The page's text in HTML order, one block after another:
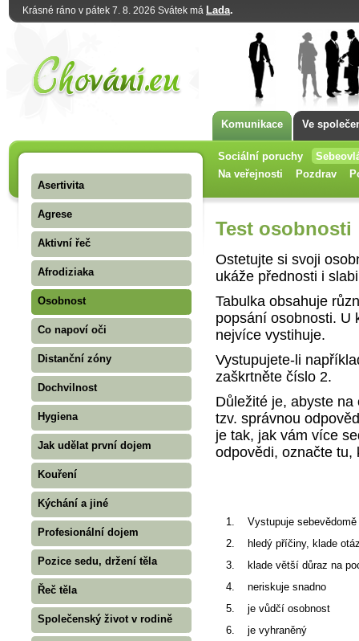
Krásné ráno v pátek 7. 8. 2026 Svátek má Lada.
Komunikace Ve
Sociální poruchy
Na veřejnosti
Pozdrav
Asertivita
Agrese
Aktivní řeč
Afrodiziaka
Osobnost
Co napoví oči
Distanční zóny
Dochvilnost
Hygiena
Jak udělat první dojem
Kouření
Kýchání a jiné
Profesionální dojem
Pozice sedu, držení těla
Řeč těla
Společenský život v rodině
Test osobnosti
Ostetujte si svoji
ukáže přednosti i
Tabulka obsahuje
popsání osobnosti. U
nejvíce vystihuje.
Vystupujete-li
zaškrtněte číslo 2.
Důležité je, abyste
tzv. správnou
je tak, jak vám více
odpovědi, označte tu,
1.
Vystupuje sebevědomě
2.
hledý příčiny, klade
3.
klade větší důraz na
4.
neriskuje snadno
5.
je vůdčí osobnost
6.
je vyhraněný